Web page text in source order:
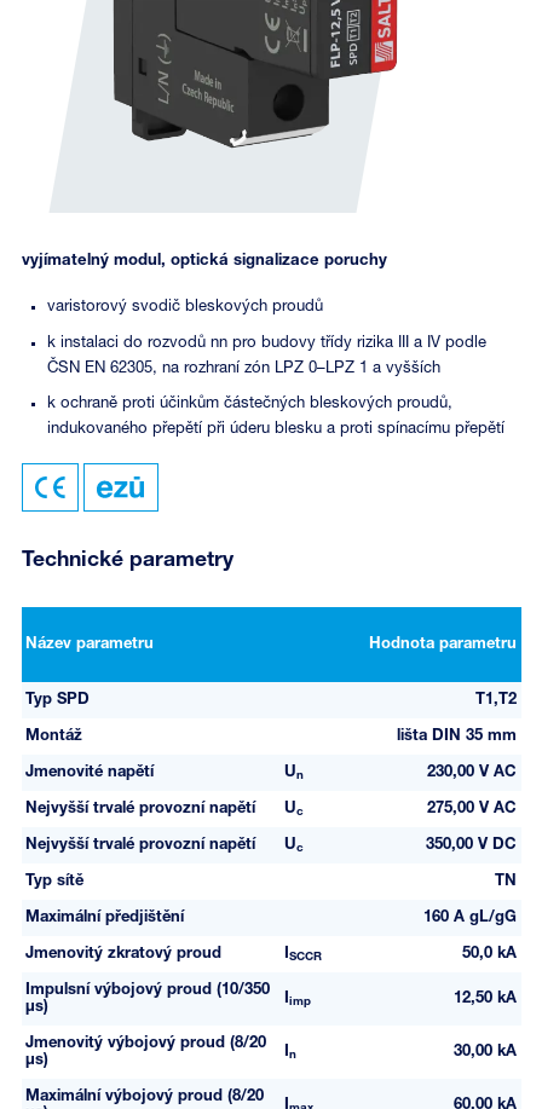
vyjímatelný modul, optická signalizace poruchy
varistorový svodič bleskových proudů
k instalaci do rozvodů nn pro budovy třídy rizika III a IV podle
ČSN EN 62305, na rozhraní zón LPZ 0–LPZ 1 a vyšších
k ochraně proti účinkům částečných bleskových proudů,
indukovaného přepětí při úderu blesku a proti spínacímu přepětí
Technické parametry
Název parametru Hodnota parametru
Typ SPD T1,T2
Montáž lišta DIN 35 mm
Jmenovité napětí Un 230,00 V AC
Nejvyšší trvalé provozní napětí Uc 275,00 V AC
Nejvyšší trvalé provozní napětí Uc 350,00 V DC
Typ sítě TN
Maximální předjištění 160 A gL/gG
Jmenovitý zkratový proud SCCR 50,0 kA
Impulsní výbojový proud (10/350
µs)
imp 12,50 kA
Jmenovitý výbojový proud (8/20
µs)
n 30,00 kA
Maximální výbojový proud (8/20
60,00 kA